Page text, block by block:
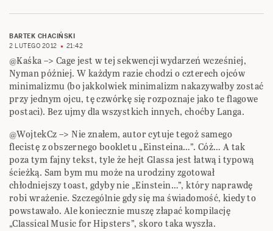
BARTEK CHACIŃSKI
2 LUTEGO 2012
21:42
@Kaśka –> Cage jest w tej sekwencji wydarzeń wcześniej,
Nyman później. W każdym razie chodzi o czterech ojców
minimalizmu (bo jakkolwiek minimalizm nakazywałby zostać
przy jednym ojcu, tę czwórkę się rozpoznaje jako te flagowe
postaci). Bez ujmy dla wszystkich innych, choćby Langa.
@WojtekCz –> Nie znałem, autor cytuje tegoż samego
flecistę z obszernego bookletu „Einsteina…”. Cóż… A tak
poza tym fajny tekst, tyle że hejt Glassa jest łatwą i typową
ścieżką. Sam bym mu może na urodziny zgotował
chłodniejszy toast, gdyby nie „Einstein…”, który naprawdę
robi wrażenie. Szczególnie gdy się ma świadomość, kiedy to
powstawało. Ale koniecznie muszę złapać kompilację
„Classical Music for Hipsters”, skoro taka wyszła.